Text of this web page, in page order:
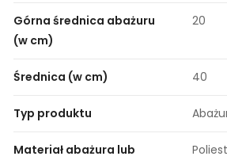
Górna średnica abażuru
(w cm)
20
Średnica (w cm) 40
Typ produktu
Materiał abażura lub